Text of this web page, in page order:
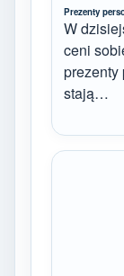
Prezenty
W
ceni
prezenty
stają…